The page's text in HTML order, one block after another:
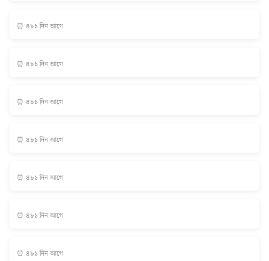
⏰ ৪৮১ দিন আগে
⏰ ৪৮১ দিন আগে
⏰ ৪৮১ দিন আগে
⏰ ৪৮১ দিন আগে
⏰ ৪৮১ দিন আগে
⏰ ৪৮১ দিন আগে
⏰ ৪৮১ দিন আগে